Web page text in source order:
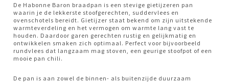
De Habonne Baron braadpan is een stevige gietijzeren pan
waarin je de lekkerste stoofgerechten, suddervlees en
ovenschotels bereidt. Gietijzer staat bekend om zijn uitstekende
warmteverdeling en het vermogen om warmte lang vast te
houden. Daardoor garen gerechten rustig en gelijkmatig en
ontwikkelen smaken zich optimaal. Perfect voor bijvoorbeeld
rundvlees dat langzaam mag stoven, een geurige stoofpot of een
mooie pan chili.
De pan is aan zowel de binnen- als buitenzijde duurzaam